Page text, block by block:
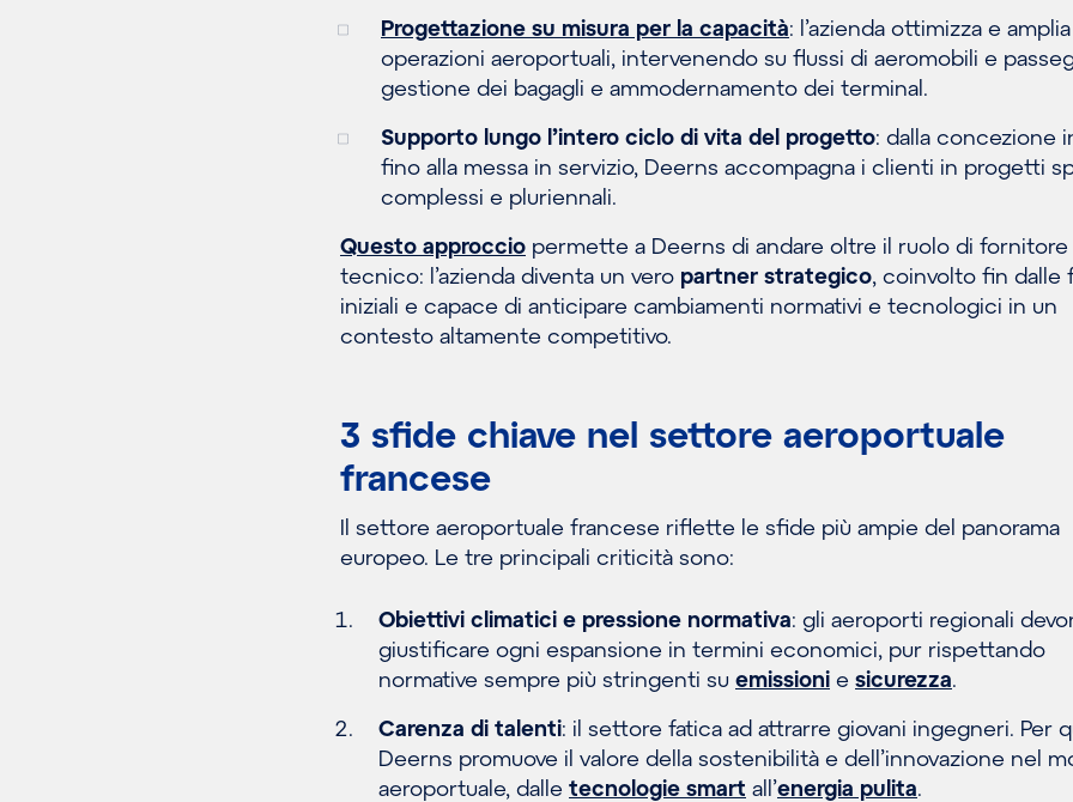
Progettazione su misura per la capacità: l’azienda ottimizza e
operazioni aeroportuali, intervenendo su flussi di aeromobili e
gestione dei bagagli e ammodernamento dei terminal.
Supporto lungo l’intero ciclo di vita del progetto: dalla concezione
fino alla messa in servizio, Deerns accompagna i clienti in progetti
complessi e pluriennali.
Questo approccio permette a Deerns di andare oltre il ruolo di fornitore
tecnico: l’azienda diventa un vero partner strategico, coinvolto fin dalle
iniziali e capace di anticipare cambiamenti normativi e tecnologici in un
contesto altamente competitivo.
3 sfide chiave nel settore aeroportuale
francese
Il settore aeroportuale francese riflette le sfide più ampie del panorama
europeo. Le tre principali criticità sono:
Obiettivi climatici e pressione normativa: gli aeroporti regionali
giustificare ogni espansione in termini economici, pur rispettando
normative sempre più stringenti su emissioni e sicurezza.
Carenza di talenti: il settore fatica ad attrarre giovani ingegneri. Per
Deerns promuove il valore della sostenibilità e dell’innovazione nel
aeroportuale, dalle tecnologie smart all’energia pulita.